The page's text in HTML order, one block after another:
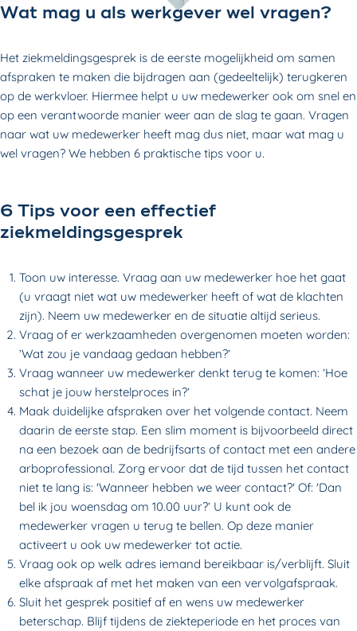
Wat mag u als werkgever wel vragen?
Het ziekmeldingsgesprek is de eerste mogelijkheid om samen
afspraken te maken die bijdragen aan (gedeeltelijk) terugkeren
op de werkvloer. Hiermee helpt u uw medewerker ook om snel en
op een verantwoorde manier weer aan de slag te gaan. Vragen
naar wat uw medewerker heeft mag dus niet, maar wat mag u
wel vragen? We hebben 6 praktische tips voor u.
6 Tips voor een effectief
ziekmeldingsgesprek
Toon uw interesse. Vraag aan uw medewerker hoe het gaat
(u vraagt niet wat uw medewerker heeft of wat de klachten
zijn). Neem uw medewerker en de situatie altijd serieus.
Vraag of er werkzaamheden overgenomen moeten worden:
’Wat zou je vandaag gedaan hebben?’
Vraag wanneer uw medewerker denkt terug te komen: ’Hoe
schat je jouw herstelproces in?’
Maak duidelijke afspraken over het volgende contact. Neem
daarin de eerste stap. Een slim moment is bijvoorbeeld direct
na een bezoek aan de bedrijfsarts of contact met een andere
arboprofessional. Zorg ervoor dat de tijd tussen het contact
niet te lang is: 'Wanneer hebben we weer contact?' Of: 'Dan
bel ik jou woensdag om 10.00 uur?’ U kunt ook de
medewerker vragen u terug te bellen. Op deze manier
activeert u ook uw medewerker tot actie.
Vraag ook op welk adres iemand bereikbaar is/verblijft. Sluit
elke afspraak af met het maken van een vervolgafspraak.
Sluit het gesprek positief af en wens uw medewerker
beterschap. Blijf tijdens de ziekteperiode en het proces van